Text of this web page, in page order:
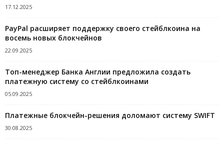
17.12.2025
PayPal расширяет поддержку своего стейблкоина на
восемь новых блокчейнов
22.09.2025
Топ-менеджер Банка Англии предложила создать
платежную систему со стейблкоинами
05.09.2025
Платежные блокчейн-решения доломают систему SWIFT
30.08.2025